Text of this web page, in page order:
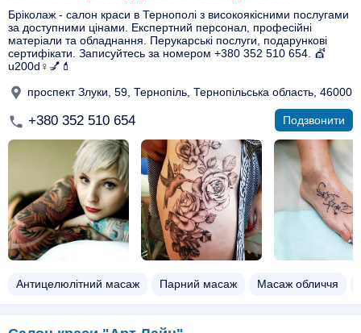
Бріколаж - салон краси в Тернополі з високоякісними послугами
за доступними цінами. Експертний персонал, професійні
матеріали та обладнання. Перукарські послуги, подарункові
сертифікати. Записуйтесь за номером +380 352 510 654. 💇
u200d♀️💅💄
проспект Злуки, 59, Тернопіль, Тернопільська область, 46000
+380 352 510 654 Подзвонити
Антицелюлітний масаж Парний масаж Масаж обличчя